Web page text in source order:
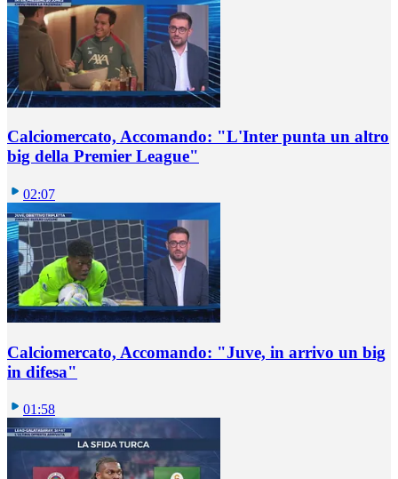
Calciomercato, Accomando: "L'Inter punta un altro
big della Premier League"
02:07
Calciomercato, Accomando: "Juve, in arrivo un big
in difesa"
01:58